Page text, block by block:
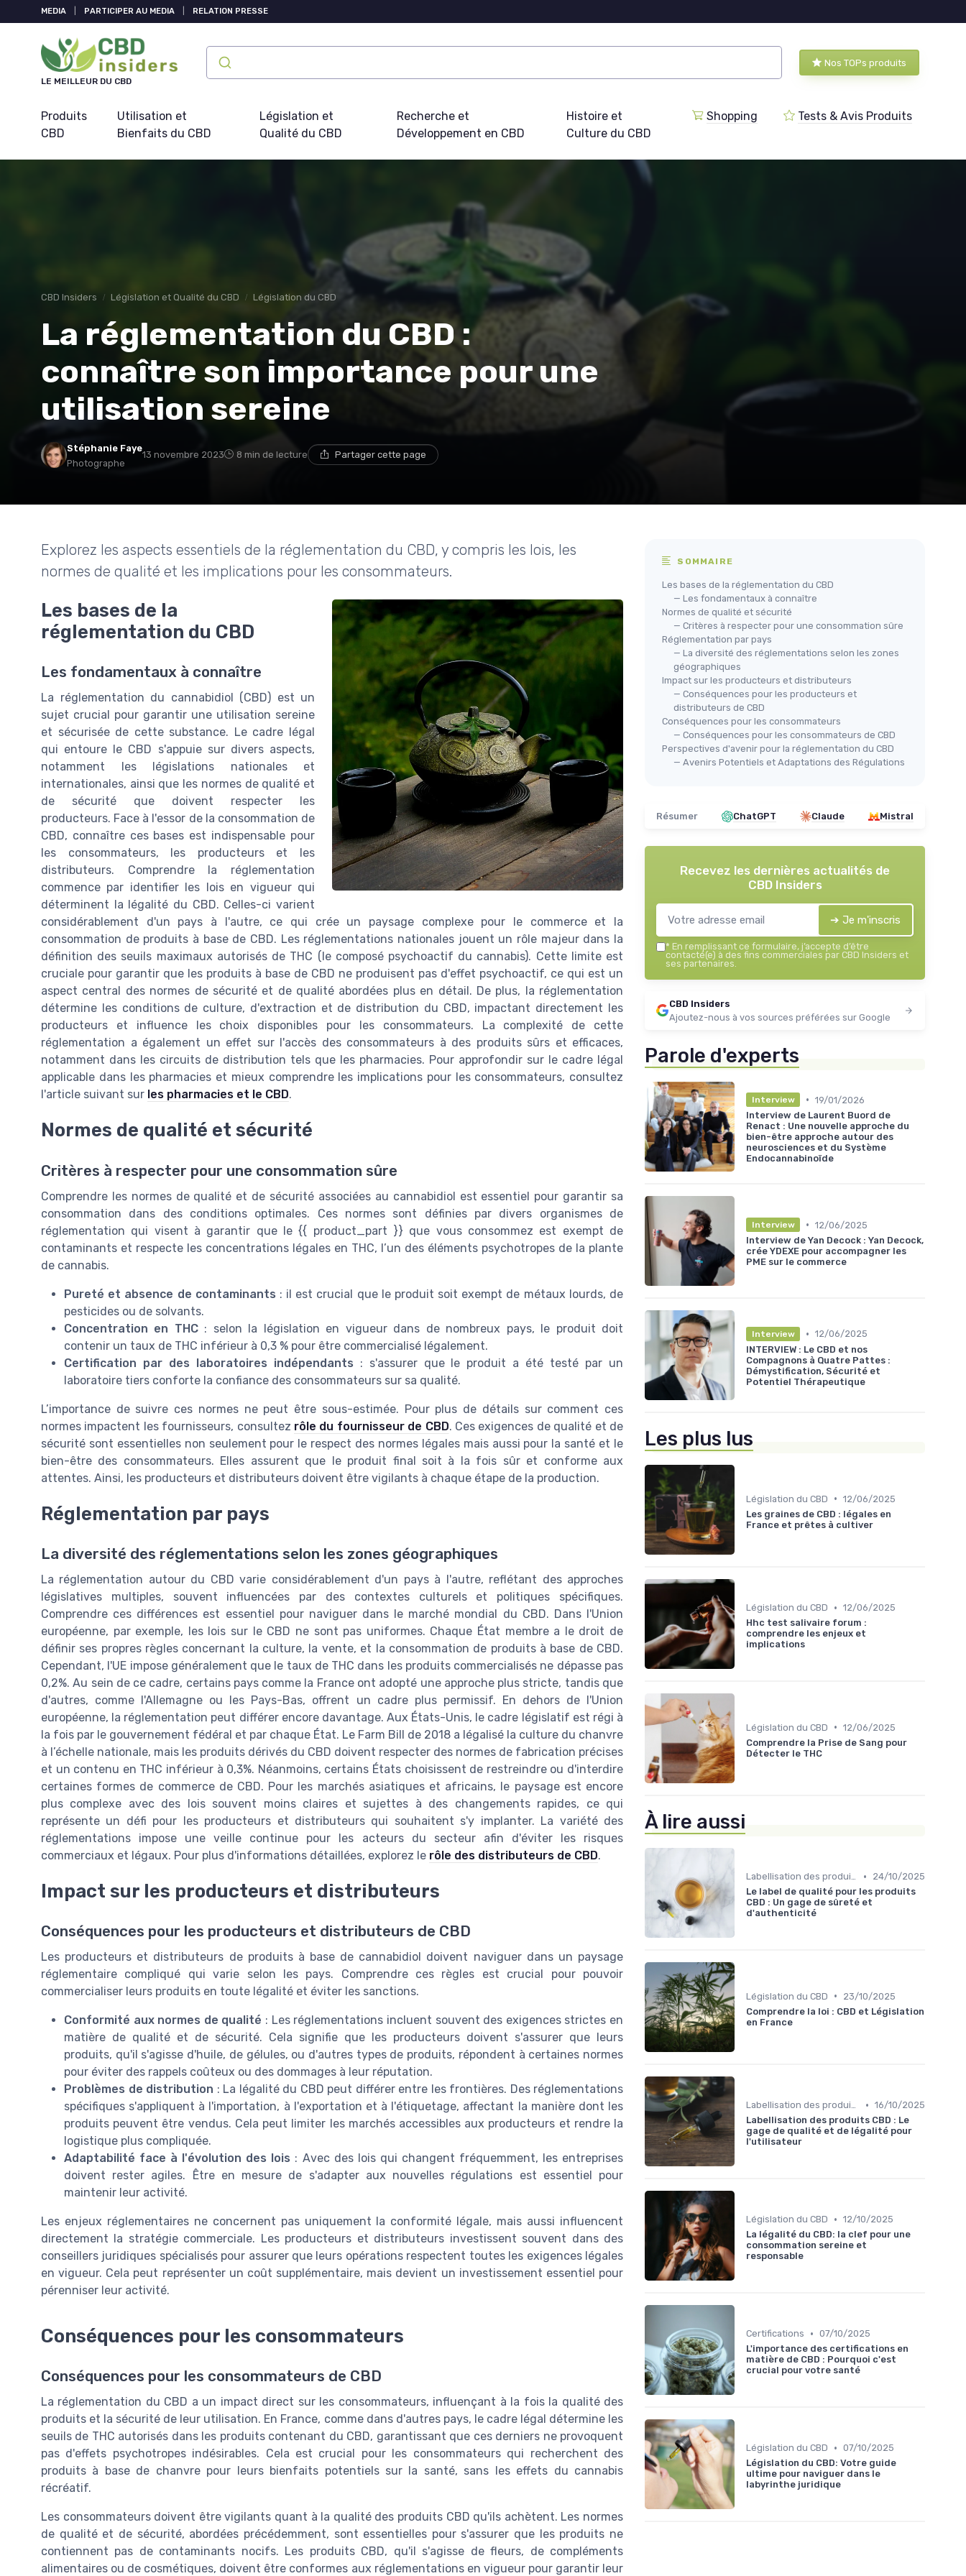
MEDIA PARTICIPER AU MEDIA RELATION PRESSE
LE MEILLEUR DU CBD
Nos TOPs produits
Produits
CBD
Utilisation et
Bienfaits du CBD
Législation et
Qualité du CBD
Recherche et
Développement en CBD
Histoire et
Culture du CBD
Shopping Tests & Avis Produits
CBD Insiders Législation et Qualité du CBD Législation du CBD
La réglementation du CBD :
connaître son importance pour une
utilisation sereine
Stéphanie Faye
Photographe
13 novembre 2023 8 min de lecture Partager cette page
Explorez les aspects essentiels de la réglementation du CBD, y compris les lois, les
normes de qualité et les implications pour les consommateurs.
Les bases de la
réglementation du CBD
Les fondamentaux à connaître
La réglementation du cannabidiol (CBD) est un
sujet crucial pour garantir une utilisation sereine
et sécurisée de cette substance. Le cadre légal
qui entoure le CBD s'appuie sur divers aspects,
notamment les législations nationales et
internationales, ainsi que les normes de qualité et
de sécurité que doivent respecter les
producteurs. Face à l'essor de la consommation de
CBD, connaître ces bases est indispensable pour
les consommateurs, les producteurs et les
distributeurs. Comprendre la réglementation
commence par identifier les lois en vigueur qui
déterminent la légalité du CBD. Celles-ci varient
considérablement d'un pays à l'autre, ce qui crée un paysage complexe pour le commerce et la
consommation de produits à base de CBD. Les réglementations nationales jouent un rôle majeur dans la
définition des seuils maximaux autorisés de THC (le composé psychoactif du cannabis). Cette limite est
cruciale pour garantir que les produits à base de CBD ne produisent pas d'effet psychoactif, ce qui est un
aspect central des normes de sécurité et de qualité abordées plus en détail. De plus, la réglementation
détermine les conditions de culture, d'extraction et de distribution du CBD, impactant directement les
producteurs et influence les choix disponibles pour les consommateurs. La complexité de cette
réglementation a également un effet sur l'accès des consommateurs à des produits sûrs et efficaces,
notamment dans les circuits de distribution tels que les pharmacies. Pour approfondir sur le cadre légal
applicable dans les pharmacies et mieux comprendre les implications pour les consommateurs, consultez
l'article suivant sur les pharmacies et le CBD.
Normes de qualité et sécurité
Critères à respecter pour une consommation sûre
Comprendre les normes de qualité et de sécurité associées au cannabidiol est essentiel pour garantir sa
consommation dans des conditions optimales. Ces normes sont définies par divers organismes de
réglementation qui visent à garantir que le {{ product_part }} que vous consommez est exempt de
contaminants et respecte les concentrations légales en THC, l’un des éléments psychotropes de la plante
de cannabis.
Pureté et absence de contaminants : il est crucial que le produit soit exempt de métaux lourds, de
pesticides ou de solvants.
Concentration en THC: selon la législation en vigueur dans de nombreux pays, le produit doit
contenir un taux de THC inférieur à 0,3 % pour être commercialisé légalement.
Certification par des laboratoires indépendants : s'assurer que le produit a été testé par un
laboratoire tiers conforte la confiance des consommateurs sur sa qualité.
L’importance de suivre ces normes ne peut être sous-estimée. Pour plus de détails sur comment ces
normes impactent les fournisseurs, consultez rôle du fournisseur de CBD. Ces exigences de qualité et de
sécurité sont essentielles non seulement pour le respect des normes légales mais aussi pour la santé et le
bien-être des consommateurs. Elles assurent que le produit final soit à la fois sûr et conforme aux
attentes. Ainsi, les producteurs et distributeurs doivent être vigilants à chaque étape de la production.
Réglementation par pays
La diversité des réglementations selon les zones géographiques
La réglementation autour du CBD varie considérablement d'un pays à l'autre, reflétant des approches
législatives multiples, souvent influencées par des contextes culturels et politiques spécifiques.
Comprendre ces différences est essentiel pour naviguer dans le marché mondial du CBD. Dans l'Union
européenne, par exemple, les lois sur le CBD ne sont pas uniformes. Chaque État membre a le droit de
définir ses propres règles concernant la culture, la vente, et la consommation de produits à base de CBD.
Cependant, l'UE impose généralement que le taux de THC dans les produits commercialisés ne dépasse pas
0,2%. Au sein de ce cadre, certains pays comme la France ont adopté une approche plus stricte, tandis que
d'autres, comme l'Allemagne ou les Pays-Bas, offrent un cadre plus permissif. En dehors de l'Union
européenne, la réglementation peut différer encore davantage. Aux États-Unis, le cadre législatif est régi à
la fois par le gouvernement fédéral et par chaque État. Le Farm Bill de 2018 a légalisé la culture du chanvre
à l’échelle nationale, mais les produits dérivés du CBD doivent respecter des normes de fabrication précises
et un contenu en THC inférieur à 0,3%. Néanmoins, certains États choisissent de restreindre ou d'interdire
certaines formes de commerce de CBD. Pour les marchés asiatiques et africains, le paysage est encore
plus complexe avec des lois souvent moins claires et sujettes à des changements rapides, ce qui
représente un défi pour les producteurs et distributeurs qui souhaitent s'y implanter. La variété des
réglementations impose une veille continue pour les acteurs du secteur afin d'éviter les risques
commerciaux et légaux. Pour plus d'informations détaillées, explorez le rôle des distributeurs de CBD.
Impact sur les producteurs et distributeurs
Conséquences pour les producteurs et distributeurs de CBD
Les producteurs et distributeurs de produits à base de cannabidiol doivent naviguer dans un paysage
réglementaire compliqué qui varie selon les pays. Comprendre ces règles est crucial pour pouvoir
commercialiser leurs produits en toute légalité et éviter les sanctions.
Conformité aux normes de qualité : Les réglementations incluent souvent des exigences strictes en
matière de qualité et de sécurité. Cela signifie que les producteurs doivent s'assurer que leurs
produits, qu'il s'agisse d'huile, de gélules, ou d'autres types de produits, répondent à certaines normes
pour éviter des rappels coûteux ou des dommages à leur réputation.
Problèmes de distribution : La légalité du CBD peut différer entre les frontières. Des réglementations
spécifiques s'appliquent à l'importation, à l'exportation et à l'étiquetage, affectant la manière dont les
produits peuvent être vendus. Cela peut limiter les marchés accessibles aux producteurs et rendre la
logistique plus compliquée.
Adaptabilité face à l'évolution des lois : Avec des lois qui changent fréquemment, les entreprises
doivent rester agiles. Être en mesure de s'adapter aux nouvelles régulations est essentiel pour
maintenir leur activité.
Les enjeux réglementaires ne concernent pas uniquement la conformité légale, mais aussi influencent
directement la stratégie commerciale. Les producteurs et distributeurs investissent souvent dans des
conseillers juridiques spécialisés pour assurer que leurs opérations respectent toutes les exigences légales
en vigueur. Cela peut représenter un coût supplémentaire, mais devient un investissement essentiel pour
pérenniser leur activité.
Conséquences pour les consommateurs
Conséquences pour les consommateurs de CBD
La réglementation du CBD a un impact direct sur les consommateurs, influençant à la fois la qualité des
produits et la sécurité de leur utilisation. En France, comme dans d'autres pays, le cadre légal détermine les
seuils de THC autorisés dans les produits contenant du CBD, garantissant que ces derniers ne provoquent
pas d'effets psychotropes indésirables. Cela est crucial pour les consommateurs qui recherchent des
produits à base de chanvre pour leurs bienfaits potentiels sur la santé, sans les effets du cannabis
récréatif.
Les consommateurs doivent être vigilants quant à la qualité des produits CBD qu'ils achètent. Les normes
de qualité et de sécurité, abordées précédemment, sont essentielles pour s'assurer que les produits ne
contiennent pas de contaminants nocifs. Les produits CBD, qu'il s'agisse de fleurs, de compléments
alimentaires ou de cosmétiques, doivent être conformes aux réglementations en vigueur pour garantir leur
SOMMAIRE
Les bases de la réglementation du CBD
— Les fondamentaux à connaître
Normes de qualité et sécurité
— Critères à respecter pour une consommation sûre
Réglementation par pays
— La diversité des réglementations selon les zones
géographiques
Impact sur les producteurs et distributeurs
— Conséquences pour les producteurs et
distributeurs de CBD
Conséquences pour les consommateurs
— Conséquences pour les consommateurs de CBD
Perspectives d'avenir pour la réglementation du CBD
— Avenirs Potentiels et Adaptations des Régulations
Résumer ChatGPT Claude Mistral
Recevez les dernières actualités de
CBD Insiders
➔ Je m'inscris
* En remplissant ce formulaire, j’accepte d’être
contacté(e) à des fins commerciales par CBD Insiders et
ses partenaires.
CBD Insiders
Ajoutez-nous à vos sources préférées sur Google
Parole d'experts
Interview • 19/01/2026
Interview de Laurent Buord de
Renact : Une nouvelle approche du
bien-être approche autour des
neurosciences et du Système
Endocannabinoïde
Interview • 12/06/2025
Interview de Yan Decock : Yan Decock,
crée YDEXE pour accompagner les
PME sur le commerce
Interview • 12/06/2025
INTERVIEW : Le CBD et nos
Compagnons à Quatre Pattes :
Démystification, Sécurité et
Potentiel Thérapeutique
Les plus lus
Législation du CBD • 12/06/2025
Les graines de CBD : légales en
France et prêtes à cultiver
Législation du CBD • 12/06/2025
Hhc test salivaire forum :
comprendre les enjeux et
implications
Législation du CBD • 12/06/2025
Comprendre la Prise de Sang pour
Détecter le THC
À lire aussi
Labellisation des produits •
24/10/2025
Le label de qualité pour les produits
CBD : Un gage de sûreté et
d'authenticité
Législation du CBD •
23/10/2025
Comprendre la loi : CBD et Législation
en France
Labellisation des produits • 16/10/2025
Labellisation des produits CBD : Le
gage de qualité et de légalité pour
l'utilisateur
Législation du CBD • 12/10/2025
La légalité du CBD: la clef pour une
consommation sereine et
responsable
Certifications • 07/10/2025
L'importance des certifications en
matière de CBD : Pourquoi c'est
crucial pour votre santé
Législation du CBD • 07/10/2025
Législation du CBD: Votre guide
ultime pour naviguer dans le
labyrinthe juridique
Panneau de gestion des cookies